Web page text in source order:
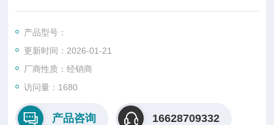
材料，可满足工作温度-40~220℃的应用环境，高温器件专用F
C/APC耐高温接头，保证在高温环境下光纤对接信号的稳定，产
品出厂前需经过48小时220°高温可靠性测试，确保器件长期在高
温环境下工作的可靠性。
产品型号：
更新时间：2026-01-21
厂商性质：经销商
访问量：1680
产品咨询 16628709332